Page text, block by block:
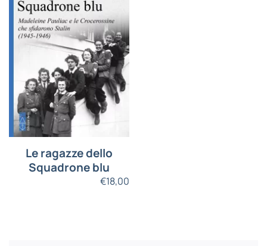
Le ragazze dello
Squadrone blu
€18,00